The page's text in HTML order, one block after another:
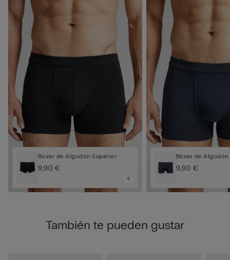
Bóxer de Algodón Superior
9,90 €
Bóxer de Algodón
9,90 €
También te pueden gustar